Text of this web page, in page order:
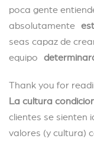
poca gente
absolutamente
seas capaz de
equipo
Thank you for
La cultura
clientes se sienten
valores (y cultura)